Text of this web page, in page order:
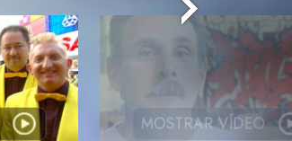
MOSTRAR VÍDEO